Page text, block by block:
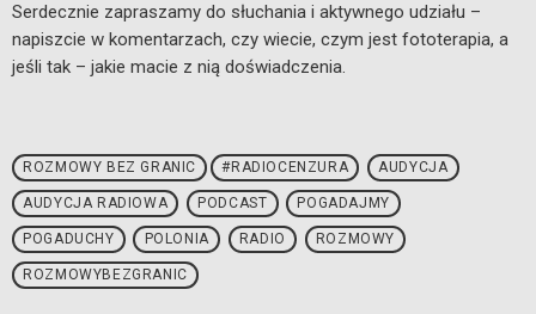
Serdecznie zapraszamy do słuchania i aktywnego udziału –
napiszcie w komentarzach, czy wiecie, czym jest fototerapia, a
jeśli tak – jakie macie z nią doświadczenia.
ROZMOWY BEZ GRANIC #RADIOCENZURA AUDYCJA
AUDYCJA RADIOWA PODCAST POGADAJMY
POGADUCHY POLONIA RADIO ROZMOWY
ROZMOWYBEZGRANIC